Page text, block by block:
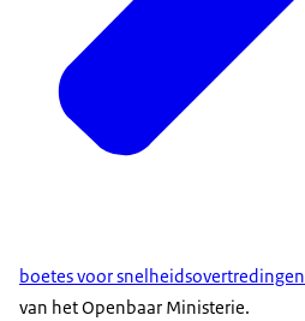
boetes voor snelheidsovertredingen
van het Openbaar Ministerie.